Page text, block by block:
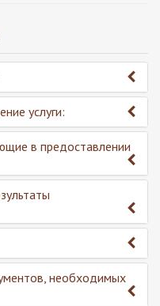
услуги:
в предоставлении
необходимых